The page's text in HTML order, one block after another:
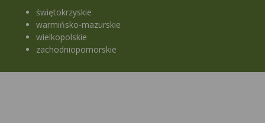
świętokrzyskie
warmińsko-mazurskie
wielkopolskie
zachodniopomorskie